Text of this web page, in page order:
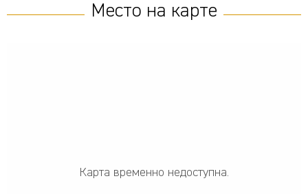
Место на карте
Карта временно недоступна.